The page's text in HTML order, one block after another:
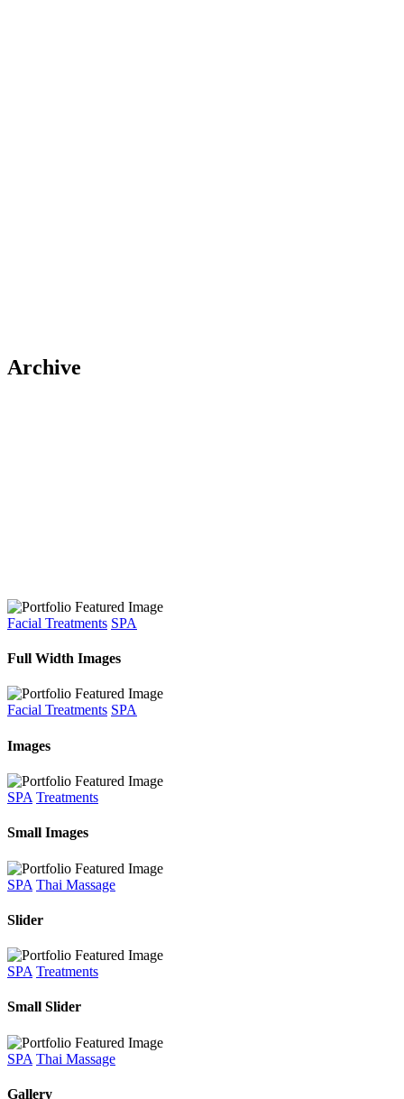
Archive
Facial Treatments SPA
Full Width Images
Facial Treatments SPA
Images
SPA Treatments
Small Images
SPA Thai Massage
Slider
SPA Treatments
Small Slider
SPA Thai Massage
Gallery